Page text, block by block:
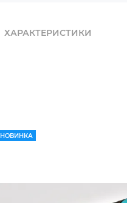
ХАРАКТЕРИСТИКИ
НОВИНКА